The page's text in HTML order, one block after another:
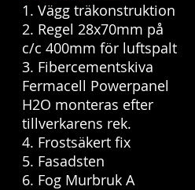
1. Vägg träkonstruktion
2. Regel 28x70mm på
c/c 400mm för luftspalt
3. Fibercementskiva
Fermacell Powerpanel
H2O monteras efter
tillverkarens rek.
4. Frostsäkert fix
5. Fasadsten
6. Fog Murbruk A